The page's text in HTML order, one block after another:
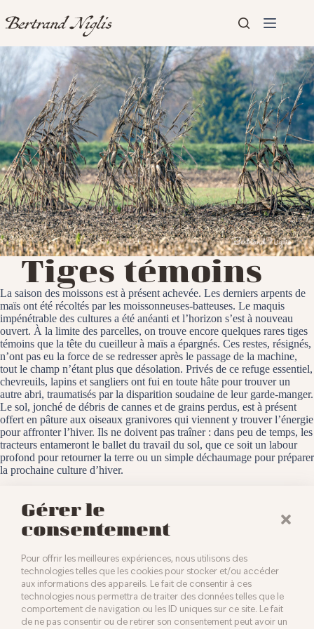
Gérer le
consentement
Pour offrir les meilleures expériences, nous utilisons des
technologies telles que les cookies pour stocker et/ou accéder
aux informations des appareils. Le fait de consentir à ces
technologies nous permettra de traiter des données telles que le
comportement de navigation ou les ID uniques sur ce site. Le fait
de ne pas consentir ou de retirer son consentement peut avoir un
au
contenu
Aucun
résultat
Accueil
Présentation
Articles
Tiges témoins
La saison des moissons est à présent achevée. Les derniers arpents de
maïs ont été récoltés par les moissonneuses-batteuses. Le maquis
impénétrable des cultures a été anéanti et l’horizon s’est à nouveau
ouvert. À la limite des parcelles, on trouve encore quelques rares tiges
témoins que la tête du cueilleur à maïs a épargnés. Ces restes, résignés,
n’ont pas eu la force de se redresser après le passage de la machine,
tout le champ n’étant plus que désolation. Privés de ce refuge essentiel,
chevreuils, lapins et sangliers ont fui en toute hâte pour trouver un
autre abri, traumatisés par la disparition soudaine de leur garde-manger.
Le sol, jonché de débris de cannes et de grains perdus, est à présent
offert en pâture aux oiseaux granivores qui viennent y trouver l’énergie
pour affronter l’hiver. Ils ne doivent pas traîner : dans peu de temps, les
tracteurs entameront le ballet du travail du sol, que ce soit un labour
profond pour retourner la terre ou un simple déchaumage pour préparer
la prochaine culture d’hiver.